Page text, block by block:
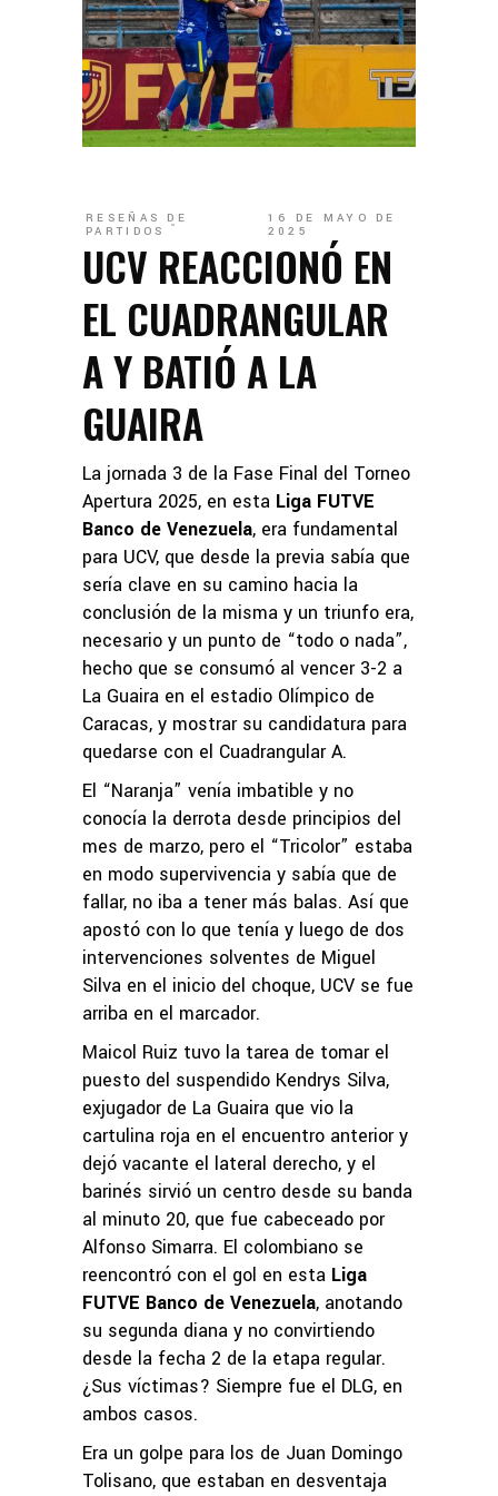
RESEÑAS DE
PARTIDOS
16 DE MAYO DE
2025
UCV REACCIONÓ EN
EL CUADRANGULAR
A Y BATIÓ A LA
GUAIRA
La jornada 3 de la Fase Final del Torneo
Apertura 2025, en esta Liga FUTVE
Banco de Venezuela, era fundamental
para UCV, que desde la previa sabía que
sería clave en su camino hacia la
conclusión de la misma y un triunfo era,
necesario y un punto de “todo o nada”,
hecho que se consumó al vencer 3-2 a
La Guaira en el estadio Olímpico de
Caracas, y mostrar su candidatura para
quedarse con el Cuadrangular A.
El “Naranja” venía imbatible y no
conocía la derrota desde principios del
mes de marzo, pero el “Tricolor” estaba
en modo supervivencia y sabía que de
fallar, no iba a tener más balas. Así que
apostó con lo que tenía y luego de dos
intervenciones solventes de Miguel
Silva en el inicio del choque, UCV se fue
arriba en el marcador.
Maicol Ruiz tuvo la tarea de tomar el
puesto del suspendido Kendrys Silva,
exjugador de La Guaira que vio la
cartulina roja en el encuentro anterior y
dejó vacante el lateral derecho, y el
barinés sirvió un centro desde su banda
al minuto 20, que fue cabeceado por
Alfonso Simarra. El colombiano se
reencontró con el gol en esta Liga
FUTVE Banco de Venezuela, anotando
su segunda diana y no convirtiendo
desde la fecha 2 de la etapa regular.
¿Sus víctimas? Siempre fue el DLG, en
ambos casos.
Era un golpe para los de Juan Domingo
Tolisano, que estaban en desventaja